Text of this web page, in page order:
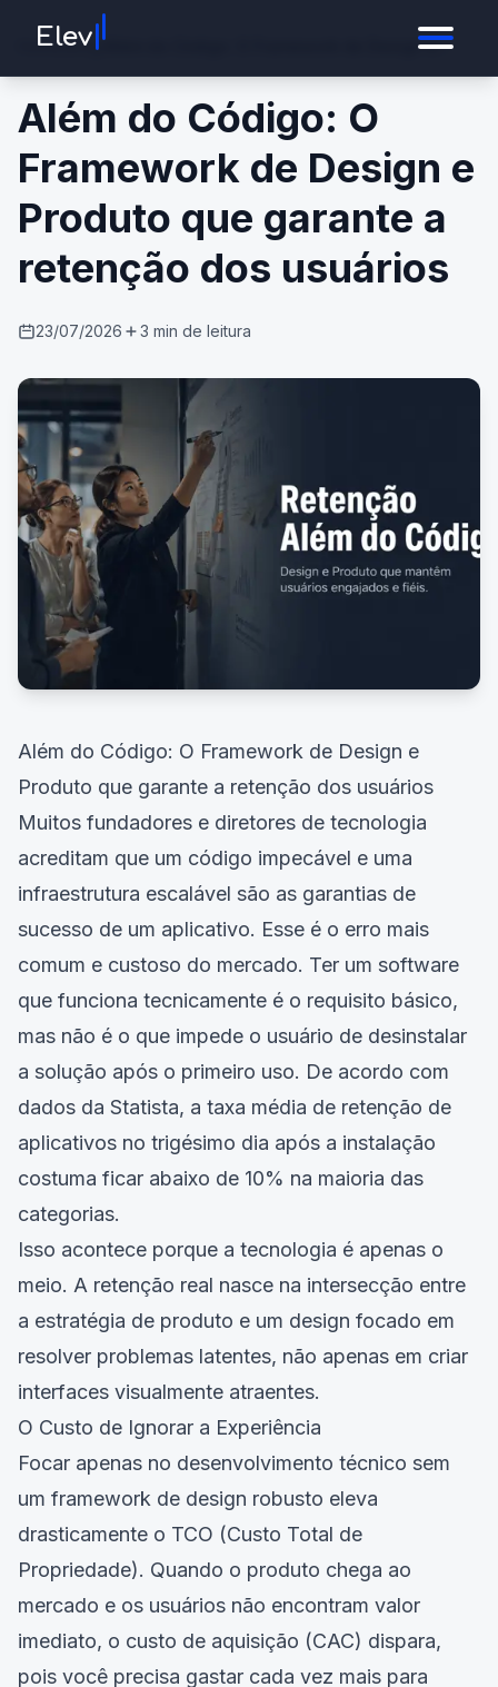
ElevII
Home/Blog/ Além do Código: O Framework de Design e
Além do Código: O
Framework de Design e
Produto que garante a
retenção dos usuários
23/07/2026 3 min de leitura
Além do Código: O Framework de Design e
Produto que garante a retenção dos usuários
Muitos fundadores e diretores de tecnologia
acreditam que um código impecável e uma
infraestrutura escalável são as garantias de
sucesso de um aplicativo. Esse é o erro mais
comum e custoso do mercado. Ter um software
que funciona tecnicamente é o requisito básico,
mas não é o que impede o usuário de desinstalar
a solução após o primeiro uso. De acordo com
dados da Statista, a taxa média de retenção de
aplicativos no trigésimo dia após a instalação
costuma ficar abaixo de 10% na maioria das
categorias.
Isso acontece porque a tecnologia é apenas o
meio. A retenção real nasce na intersecção entre
a estratégia de produto e um design focado em
resolver problemas latentes, não apenas em criar
interfaces visualmente atraentes.
O Custo de Ignorar a Experiência
Focar apenas no desenvolvimento técnico sem
um framework de design robusto eleva
drasticamente o TCO (Custo Total de
Propriedade). Quando o produto chega ao
mercado e os usuários não encontram valor
imediato, o custo de aquisição (CAC) dispara,
pois você precisa gastar cada vez mais para